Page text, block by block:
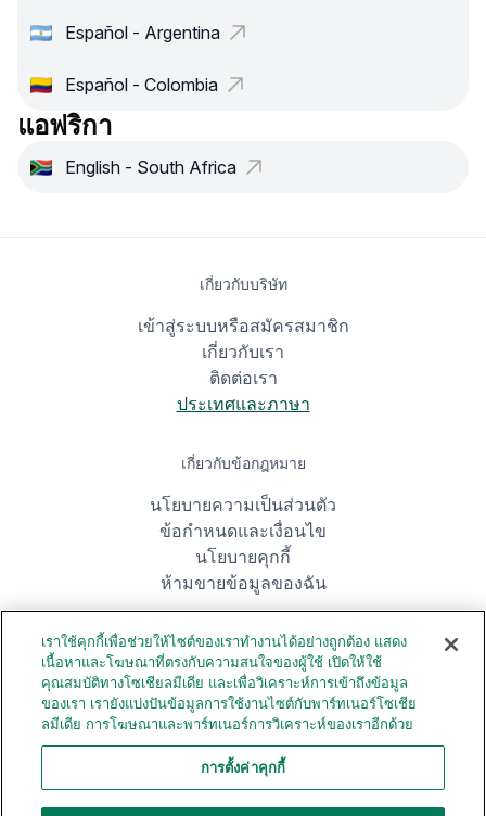
Español - Argentina
Español - Colombia
แอฟริกา
English - South Africa
เกี่ยวกับบริษัท
เข้าสู่ระบบหรือสมัครสมาชิก
เกี่ยวกับเรา
ติดต่อเรา
ประเทศและภาษา
เกี่ยวกับข้อกฎหมาย
นโยบายความเป็นส่วนตัว
ข้อกำหนดและเงื่อนไข
นโยบายคุกกี้
ห้ามขายข้อมูลของฉัน
ดาวน์โหลดแอป
เราใช้คุกกี้เพื่อช่วยให้ไซต์ของเราทำงานได้อย่างถูกต้อง แสดง
เนื้อหาและโฆษณาที่ตรงกับความสนใจของผู้ใช้ เปิดให้ใช้
คุณสมบัติทางโซเชียลมีเดีย และเพื่อวิเคราะห์การเข้าถึงข้อมูล
ของเรา เรายังแบ่งปันข้อมูลการใช้งานไซต์กับพาร์ทเนอร์โซเชีย
ลมีเดีย การโฆษณาและพาร์ทเนอร์การวิเคราะห์ของเราอีกด้วย
การตั้งค่าคุกกี้